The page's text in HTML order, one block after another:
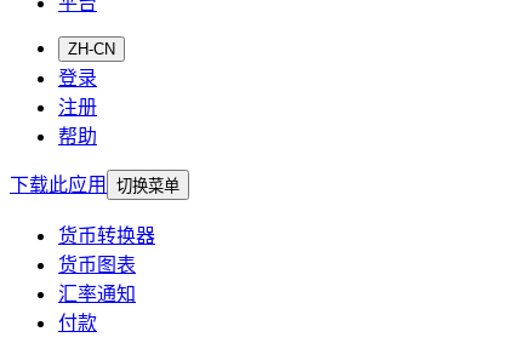
ZH-CN
登录
注册
帮助
下载此应用
切换菜单
货币转换器
货币图表
汇率通知
付款